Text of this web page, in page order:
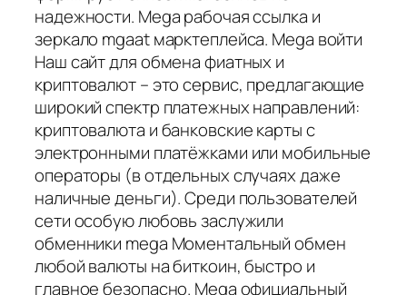
надежности. Mega рабочая ссылка и
зеркало mgaat марктеплейса. Mega войти
Наш сайт для обмена фиатных и
криптовалют – это сервис, предлагающие
широкий спектр платежных направлений:
криптовалюта и банковские карты с
электронными платёжками или мобильные
операторы (в отдельных случаях даже
наличные деньги). Среди пользователей
сети особую любовь заслужили
обменники mega Моментальный обмен
любой валюты на биткоин, быстро и
главное безопасно. Mega официальный